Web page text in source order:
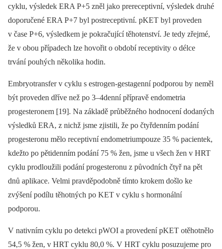
cyklu, výsledek ERA P+5 zněl jako prereceptivní, výsledek druhé
doporučené ERA P+7 byl postreceptivní. pKET byl proveden
v čase P+6, výsledkem je pokračující těhotenství. Je tedy zřejmé,
že v obou případech lze hovořit o období receptivity o délce
trvání pouhých několika hodin.
Embryotransfer v cyklu s estrogen-gestagenní podporou by neměl
být proveden dříve než po 3–4denní přípravě endometria
progesteronem [19]. Na základě průběžného hodnocení dodaných
výsledků ERA, z nichž jsme zjistili, že po čtyřdenním podání
progesteronu mělo receptivní endometriumpouze 35 % pacientek,
kdežto po pětidenním podání 75 % žen, jsme u všech žen v HRT
cyklu prodloužili podání progesteronu z původních čtyř na pět
dnů aplikace. Velmi pravděpodobně tímto krokem došlo ke
zvýšení podílu těhotných po KET v cyklu s hormonální
podporou.
V nativním cyklu po detekci pWOI a provedení pKET otěhotnělo
54,5 % žen, v HRT cyklu 80,0 %. V HRT cyklu posuzujeme pro